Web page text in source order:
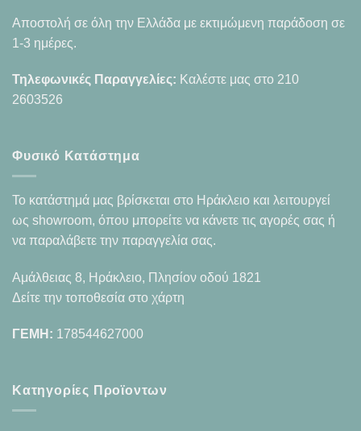
Αποστολή σε όλη την Ελλάδα με εκτιμώμενη παράδοση σε
1-3 ημέρες.
Τηλεφωνικές Παραγγελίες: Καλέστε μας στο 210
2603526
Φυσικό Κατάστημα
Το κατάστημά μας βρίσκεται στο Ηράκλειο και λειτουργεί
ως showroom, όπου μπορείτε να κάνετε τις αγορές σας ή
να παραλάβετε την παραγγελία σας.
Αμάλθειας 8, Ηράκλειο, Πλησίον οδού 1821
Δείτε την τοποθεσία στο χάρτη
ΓΕΜΗ: 178544627000
Κατηγορίες Προϊοντων